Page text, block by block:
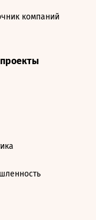
компаний